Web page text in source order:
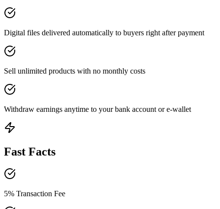
Digital files delivered automatically to buyers right after payment
Sell unlimited products with no monthly costs
Withdraw earnings anytime to your bank account or e-wallet
Fast Facts
5% Transaction Fee